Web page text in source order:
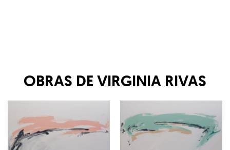
OBRAS DE VIRGINIA RIVAS